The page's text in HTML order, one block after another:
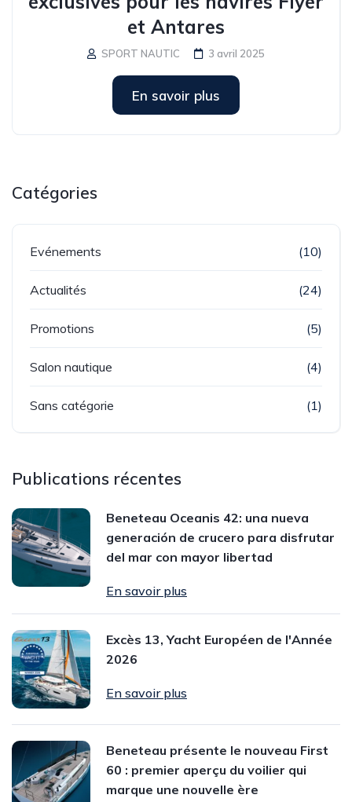
et Antares
SPORT NAUTIC 3 avril 2025
En savoir plus
Catégories
Evénements (10)
Actualités (24)
Promotions (5)
Salon nautique (4)
Sans catégorie (1)
Publications récentes
Beneteau Oceanis 42: una nueva
generación de crucero para disfrutar
del mar con mayor libertad
En savoir plus
Excès 13, Yacht Européen de l'Année
2026
En savoir plus
Beneteau présente le nouveau First
60 : premier aperçu du voilier qui
marque une nouvelle ère